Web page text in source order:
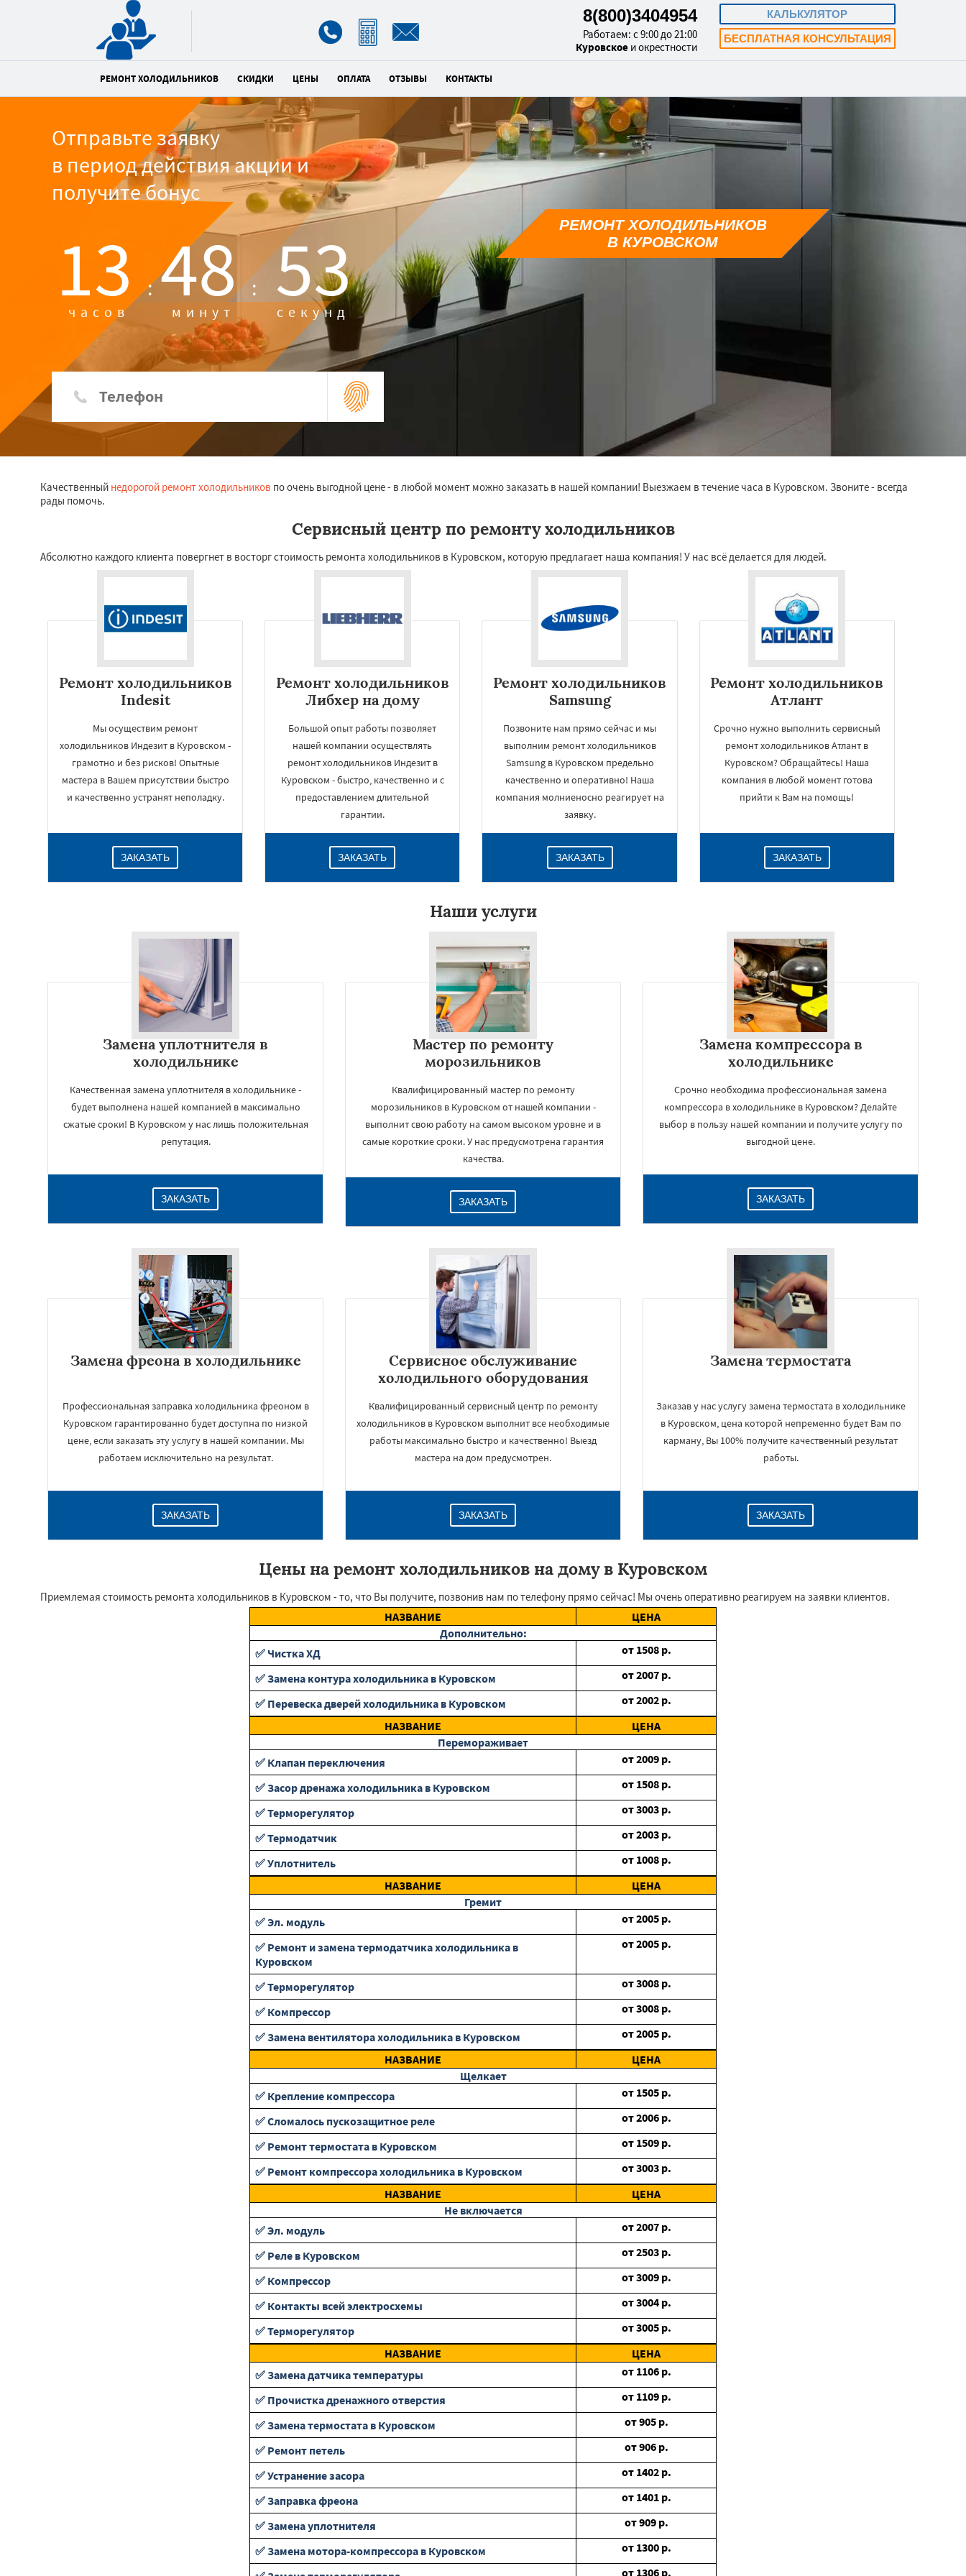
КАЛЬКУЛЯТОР
БЕСПЛАТНАЯ КОНСУЛЬТАЦИЯ
8(800)3404954
Работаем: с 9:00 до 21:00
Куровское и окрестности
РЕМОНТ ХОЛОДИЛЬНИКОВ СКИДКИ ЦЕНЫ ОПЛАТА ОТЗЫВЫ КОНТАКТЫ
Отправьте заявку
в период действия акции и
получите бонус
13 :
часов 48 :
минут 52
секунд
РЕМОНТ ХОЛОДИЛЬНИКОВ
В КУРОВСКОМ
Качественный недорогой ремонт холодильников по очень выгодной цене - в любой момент можно заказать в нашей компании! Выезжаем в течение часа в Куровском. Звоните - всегда
рады помочь.
Сервисный центр по ремонту холодильников
Абсолютно каждого клиента повергнет в восторг стоимость ремонта холодильников в Куровском, которую предлагает наша компания! У нас всё делается для людей.
Ремонт холодильников
Indesit
Мы осуществим ремонт
холодильников Индезит в Куровском -
грамотно и без рисков! Опытные
мастера в Вашем присутствии быстро
и качественно устранят неполадку.
ЗАКАЗАТЬ
Ремонт холодильников
Либхер на дому
Большой опыт работы позволяет
нашей компании осуществлять
ремонт холодильников Индезит в
Куровском - быстро, качественно и с
предоставлением длительной
гарантии.
ЗАКАЗАТЬ
Ремонт холодильников
Samsung
Позвоните нам прямо сейчас и мы
выполним ремонт холодильников
Samsung в Куровском предельно
качественно и оперативно! Наша
компания молниеносно реагирует на
заявку.
ЗАКАЗАТЬ
Ремонт холодильников
Атлант
Срочно нужно выполнить сервисный
ремонт холодильников Атлант в
Куровском? Обращайтесь! Наша
компания в любой момент готова
прийти к Вам на помощь!
ЗАКАЗАТЬ
Наши услуги
Замена уплотнителя в
холодильнике
Качественная замена уплотнителя в холодильнике -
будет выполнена нашей компанией в максимально
сжатые сроки! В Куровском у нас лишь положительная
репутация.
ЗАКАЗАТЬ
Мастер по ремонту
морозильников
Квалифицированный мастер по ремонту
морозильников в Куровском от нашей компании -
выполнит свою работу на самом высоком уровне и в
самые короткие сроки. У нас предусмотрена гарантия
качества.
ЗАКАЗАТЬ
Замена компрессора в
холодильнике
Срочно необходима профессиональная замена
компрессора в холодильнике в Куровском? Делайте
выбор в пользу нашей компании и получите услугу по
выгодной цене.
ЗАКАЗАТЬ
Замена фреона в холодильнике
Профессиональная заправка холодильника фреоном в
Куровском гарантированно будет доступна по низкой
цене, если заказать эту услугу в нашей компании. Мы
работаем исключительно на результат.
ЗАКАЗАТЬ
Сервисное обслуживание
холодильного оборудования
Квалифицированный сервисный центр по ремонту
холодильников в Куровском выполнит все необходимые
работы максимально быстро и качественно! Выезд
мастера на дом предусмотрен.
ЗАКАЗАТЬ
Замена термостата
Заказав у нас услугу замена термостата в холодильнике
в Куровском, цена которой непременно будет Вам по
карману, Вы 100% получите качественный результат
работы.
ЗАКАЗАТЬ
Цены на ремонт холодильников на дому в Куровском
Приемлемая стоимость ремонта холодильников в Куровском - то, что Вы получите, позвонив нам по телефону прямо сейчас! Мы очень оперативно реагируем на заявки клиентов.
НАЗВАНИЕ
ЦЕНА
Дополнительно:
✅ Чистка ХД
от 1508 р.
✅ Замена контура холодильника в Куровском
от2007 р.
✅ Перевеска дверей холодильника в Куровском
от2002 р.
НАЗВАНИЕ
ЦЕНА
Перемораживает
✅ Клапан переключения
от2009 р.
✅ Засор дренажа холодильника в Куровском
от 1508 р.
✅ Терморегулятор
от3003 р.
✅ Термодатчик
от2003 р.
✅ Уплотнитель
от 1008 р.
НАЗВАНИЕ
ЦЕНА
Гремит
✅ Эл. модуль
от2005 р.
✅ Ремонт и замена термодатчика холодильника в
Куровском
от2005 р.
✅ Терморегулятор от3008 р.
✅ Компрессор
от3008 р.
✅ Замена вентилятора холодильника в Куровском
от2005 р.
НАЗВАНИЕ
ЦЕНА
Щелкает
✅ Крепление компрессора
от 1505 р.
✅ Сломалось пускозащитное реле
от2006 р.
✅ Ремонт термостата в Куровском
от 1509 р.
✅ Ремонт компрессора холодильника в Куровском
от3003 р.
НАЗВАНИЕ
ЦЕНА
Не включается
✅ Эл. модуль
от2007 р.
✅ Реле в Куровском
от2503 р.
✅ Компрессор
от3009 р.
✅ Контакты всей электросхемы
от3004 р.
✅ Терморегулятор
от3005 р.
НАЗВАНИЕ
ЦЕНА
✅ Замена датчика температуры
от 1106 р.
✅ Прочистка дренажного отверстия
от 1109 р.
✅ Замена термостата в Куровском
от905 р.
✅ Ремонт петель
от906 р.
✅ Устранение засора
от 1402 р.
✅ Заправка фреона
от 1401 р.
✅ Замена уплотнителя
от909 р.
✅ Замена мотора-компрессора в Куровском
от 1300 р.
от 1306 р.
Даю согласие на обработку персональных данных